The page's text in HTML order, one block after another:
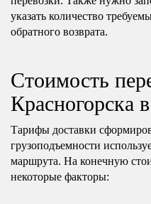
указать количество
обратного возврата.
Стоимость
Красногорска
Тарифы доставки
грузоподъемности
маршрута. На конечную
некоторые факторы: